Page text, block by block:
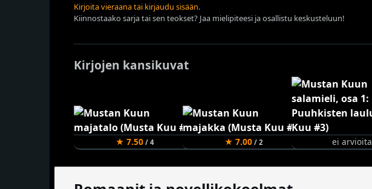
Kirjoita vieraana tai kirjaudu sisään.
Kiinnostaako sarja tai sen teokset? Jaa mielipiteesi ja osallistu keskusteluun!
Kirjojen kansikuvat
★ 7.50/ 4 ★ 7.00/ 2 ei arvioita